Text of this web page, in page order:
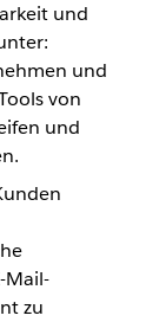
und
und
von
und
Mail-
zu